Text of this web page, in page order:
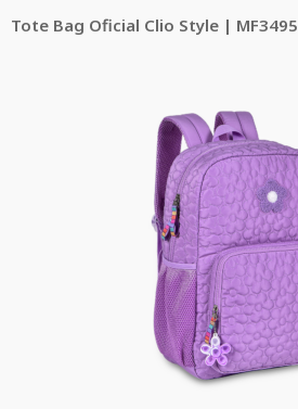
Tote Bag Oficial Clio Style | MF3495